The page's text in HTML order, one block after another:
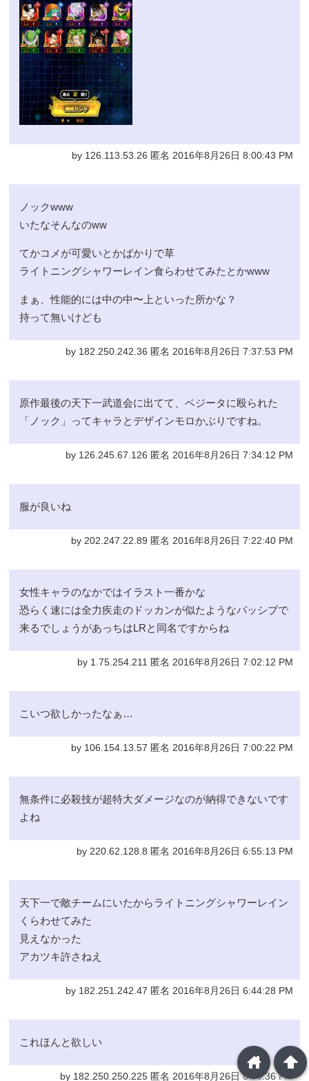
by 126.113.53.26 匿名 2016年8月26日 8:00:43 PM
ノックwww
いたなそんなのww
てかコメが可愛いとかばかりで草
ライトニングシャワーレイン食らわせてみたとかwww
まぁ、性能的には中の中〜上といった所かな？
持って無いけども
by 182.250.242.36 匿名 2016年8月26日 7:37:53 PM
原作最後の天下一武道会に出てて、ベジータに殴られた
「ノック」ってキャラとデザインモロかぶりですね。
by 126.245.67.126 匿名 2016年8月26日 7:34:12 PM
服が良いね
by 202.247.22.89 匿名 2016年8月26日 7:22:40 PM
女性キャラのなかではイラスト一番かな
恐らく速には全力疾走のドッカンが似たようなパッシブで
来るでしょうがあっちはLRと同名ですからね
by 1.75.254.211 匿名 2016年8月26日 7:02:12 PM
こいつ欲しかったなぁ…
by 106.154.13.57 匿名 2016年8月26日 7:00:22 PM
無条件に必殺技が超特大ダメージなのが納得できないです
よね
by 220.62.128.8 匿名 2016年8月26日 6:55:13 PM
天下一で敵チームにいたからライトニングシャワーレイン
くらわせてみた
見えなかった
アカツキ許さねえ
by 182.251.242.47 匿名 2016年8月26日 6:44:28 PM
これほんと欲しい
by 182.250.250.225 匿名 2016年8月26日 6:36:36 PM
arrowup
home